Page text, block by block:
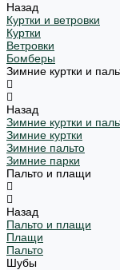
Назад
Куртки и ветровки
Куртки
Ветровки
Бомберы
Зимние куртки и
Назад
Зимние куртки и
Зимние куртки
Зимние пальто
Зимние парки
Пальто и плащи
Назад
Пальто и плащи
Плащи
Пальто
Шубы